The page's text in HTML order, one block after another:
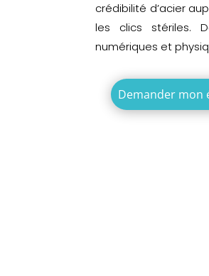
crédibilité d’acier
les clics stériles.
numériques et
Demander mon